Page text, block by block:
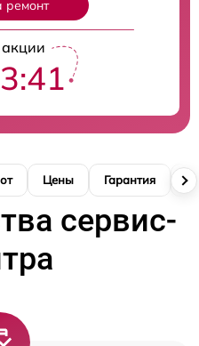
ремонт
Цены Гарантия
сервис-